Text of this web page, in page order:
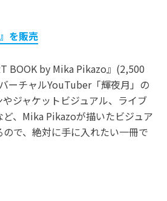
を販売
BOOK by Mika Pikazo』(2,500
ーチャルYouTuber「輝夜月」の
ジャケットビジュアル、ライブ
、Mika Pikazoが描いたビジュア
で、絶対に手に入れたい一冊で